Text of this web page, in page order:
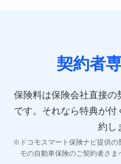
険契約に関する情報。
者の氏名、住所、生年
報、建物の構造や築年
齢などの情報などが含
【共同して利用する者の範
当社
契約者
保険料は保険会社直接の
です。 それなら特典が付
約し
ドコモスマート保険ナビ提供
モの自動車保険のご契約者さま